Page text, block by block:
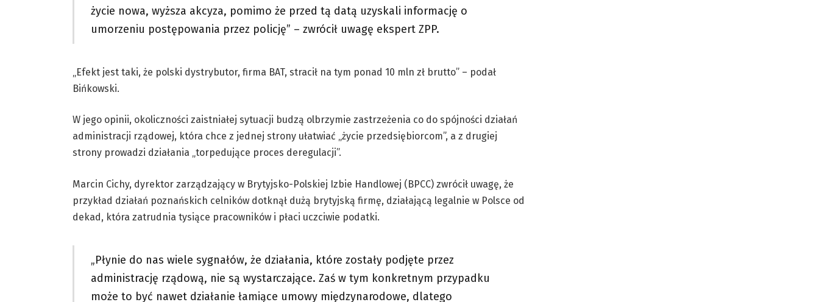
życie nowa, wyższa akcyza, pomimo że przed tą datą uzyskali informację o
umorzeniu postępowania przez policję” – zwrócił uwagę ekspert ZPP.
„Efekt jest taki, że polski dystrybutor, firma BAT, stracił na tym ponad 10 mln zł brutto” – podał
Bińkowski.
W jego opinii, okoliczności zaistniałej sytuacji budzą olbrzymie zastrzeżenia co do spójności działań
administracji rządowej, która chce z jednej strony ułatwiać „życie przedsiębiorcom”, a z drugiej
strony prowadzi działania „torpedujące proces deregulacji”.
Marcin Cichy, dyrektor zarządzający w Brytyjsko-Polskiej Izbie Handlowej (BPCC) zwrócił uwagę, że
przykład działań poznańskich celników dotknął dużą brytyjską firmę, działającą legalnie w Polsce od
dekad, która zatrudnia tysiące pracowników i płaci uczciwie podatki.
„Płynie do nas wiele sygnałów, że działania, które zostały podjęte przez
administrację rządową, nie są wystarczające. Zaś w tym konkretnym przypadku
może to być nawet działanie łamiące umowy międzynarodowe, dlatego